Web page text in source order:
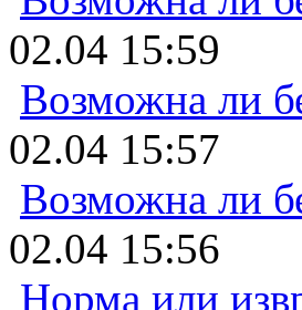
02.04 15:59
Возможна ли
02.04 15:57
Возможна ли
02.04 15:56
Норма или